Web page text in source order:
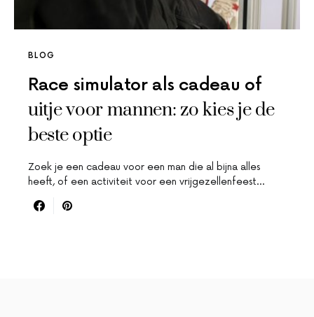
BLOG
Race simulator als cadeau of
uitje voor mannen: zo kies je de
beste optie
Zoek je een cadeau voor een man die al bijna alles
heeft, of een activiteit voor een vrijgezellenfeest…